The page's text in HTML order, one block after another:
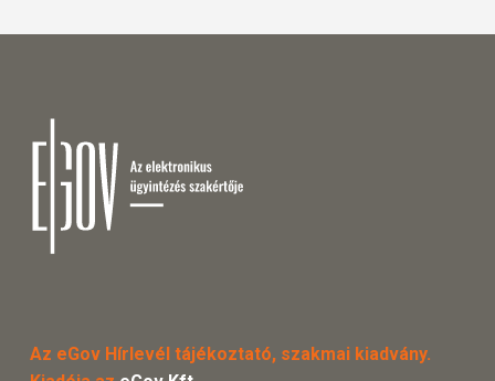
Az eGov Hírlevél tájékoztató, szakmai kiadvány.